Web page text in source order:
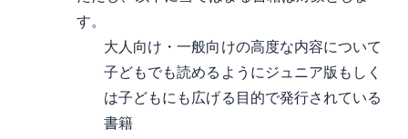
す。
大人向け・一般向けの高度な内容について
子どもでも読めるようにジュニア版もしく
は子どもにも広げる目的で発行されている
書籍